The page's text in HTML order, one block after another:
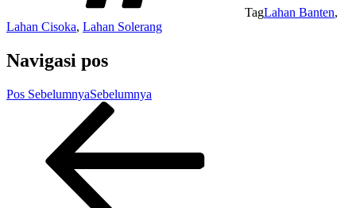
TagLahan Banten,
Lahan Cisoka, Lahan Solerang
Navigasi pos
Pos SebelumnyaSebelumnya